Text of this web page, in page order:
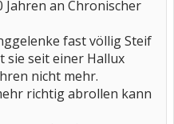
Jahren an Chronischer
fast völlig Steif
sie seit einer Hallux
nicht mehr.
richtig abrollen kann